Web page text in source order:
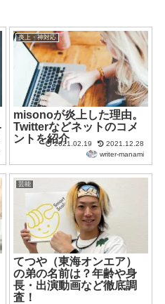
炎上・神対応
misonoが炎上した理由。
Twitterなどネットのコメ
ントを紹介2021.02.19
2021.12.28
writer-manami
芸能
てつや（東海オンエア）
の弟の名前は？年齢や身
長・出演動画など徹底調
査！